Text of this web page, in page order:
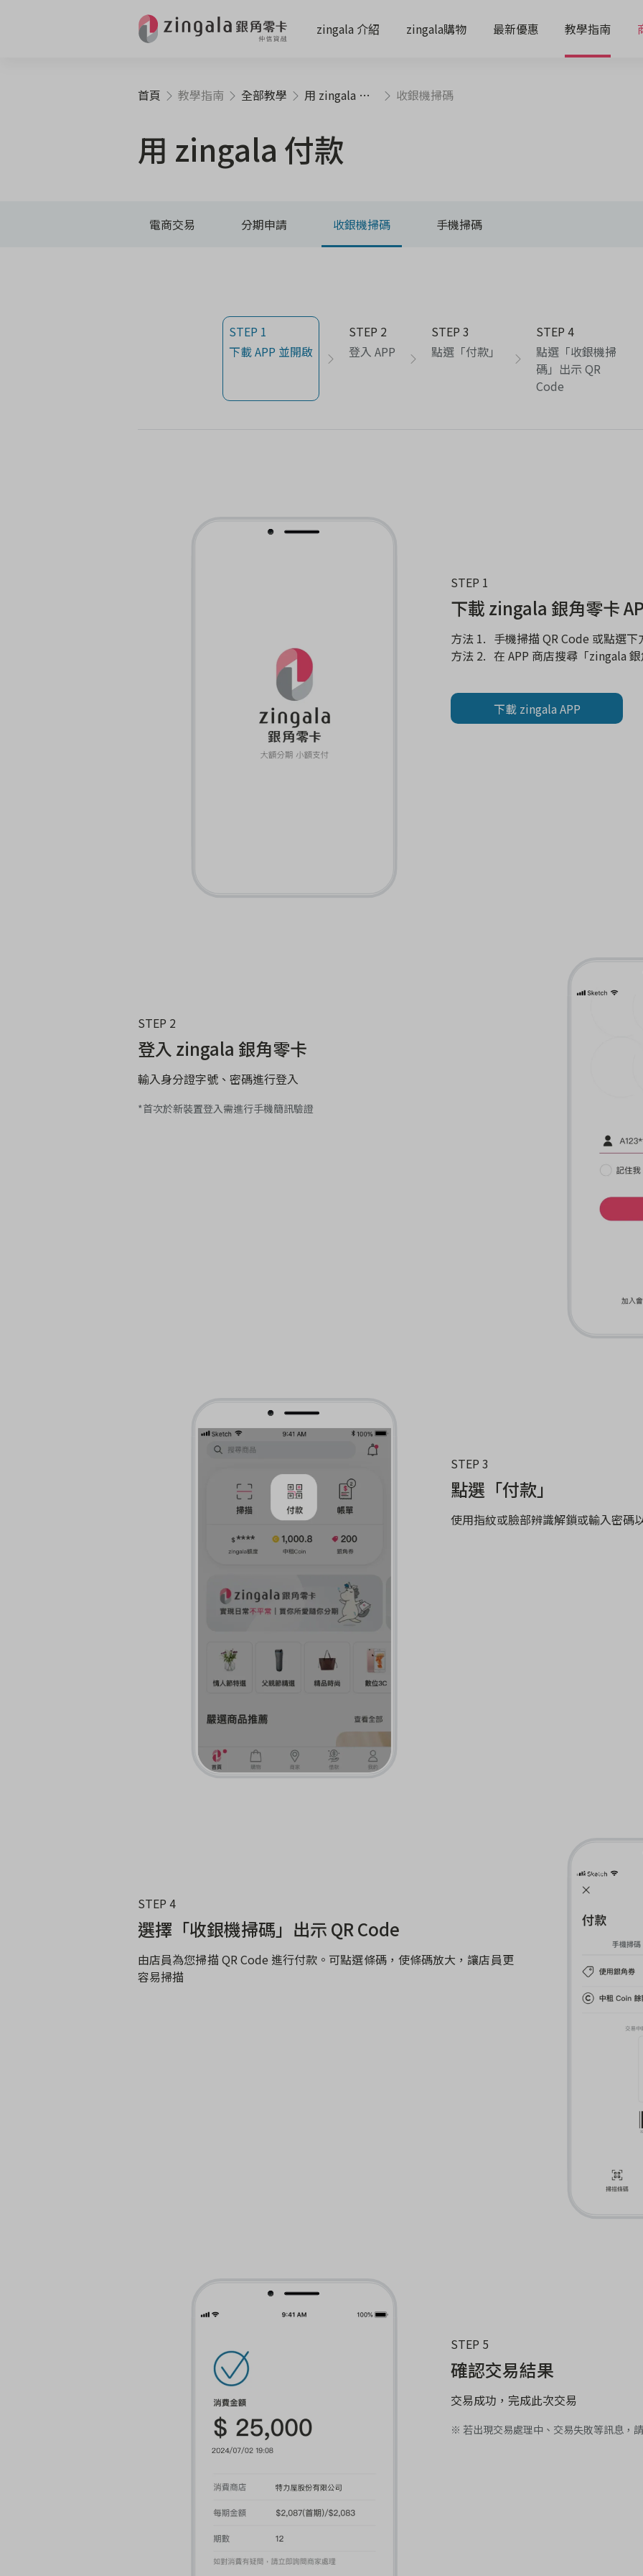
zingala 介紹 zingala購物 最新優惠 教學指南
首頁 教學指南 全部教學 用 zingala 付款 收銀機掃碼
用 zingala 付款
電商交易 分期申請 收銀機掃碼 手機掃碼
STEP 1
下載 APP 並開啟
STEP 2
登入 APP
STEP 3
點選「付款」
STEP 4
點選「收銀機掃
碼」出示 QR
Code
STEP 1
下載 zingala 銀角零卡
手機掃描 QR Code 或點選下
在 APP 商店搜尋「zingala 銀
下載 zingala APP
STEP 2
登入 zingala 銀角零卡
輸入身分證字號、密碼進行登入
*首次於新裝置登入需進行手機簡訊驗證
STEP 3
點選「付款」
使用指紋或臉部辨識解鎖或輸入密碼
STEP 4
選擇「收銀機掃碼」出示 QR Code
由店員為您掃描 QR Code 進行付款。可點選條碼，使條碼放大，讓店員更
容易掃描
STEP 5
確認交易結果
交易成功，完成此次交易
※ 若出現交易處理中、交易失敗等訊息，